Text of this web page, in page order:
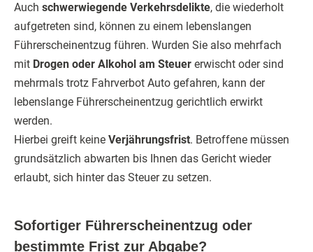
Auch schwerwiegende Verkehrsdelikte, die wiederholt
aufgetreten sind, können zu einem lebenslangen
Führerscheinentzug führen. Wurden Sie also mehrfach
mit Drogen oder Alkohol am Steuer erwischt oder sind
mehrmals trotz Fahrverbot Auto gefahren, kann der
lebenslange Führerscheinentzug gerichtlich erwirkt
werden.
Hierbei greift keine Verjährungsfrist. Betroffene müssen
grundsätzlich abwarten bis Ihnen das Gericht wieder
erlaubt, sich hinter das Steuer zu setzen.
Sofortiger Führerscheinentzug oder
bestimmte Frist zur Abgabe?